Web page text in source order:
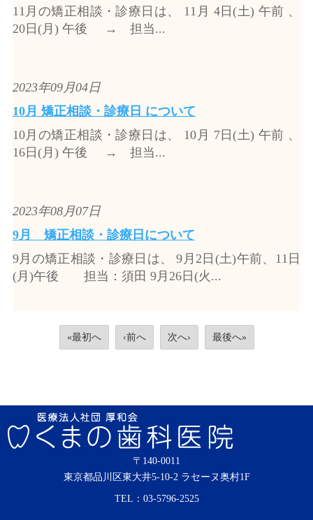
11月の矯正相談・診療日は、 11月 4日(土) 午前 、
20日(月) 午後 → 担当...
2023年09月04日
10月 矯正相談・診療日 について
10月の矯正相談・診療日は、 10月 7日(土) 午前 、
16日(月) 午後 → 担当...
2023年08月07日
9月 矯正相談・診療日について
9月の矯正相談・診療日は、 9月2日(土)午前、11日
(月)午後 担当：須田 9月26日(火...
«最初へ ‹前へ 次へ› 最後へ»
〒140-0011
東京都品川区東大井5-10-2 ラセーヌ奥村1F
TEL： 03-5796-2525